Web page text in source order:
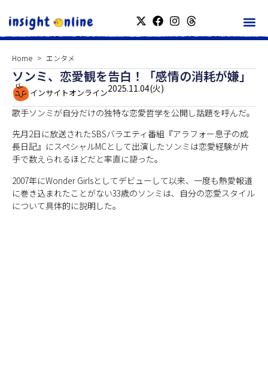
Home エンタメ
ソンミ、恋愛観を告白！「感情の消耗が嫌」
インサイトオンライン2025.11.04(火)
歌手ソンミが自分だけの独特な恋愛哲学を公開し話題を呼んだ。
先月2日に放送されたSBSバラエティ番組『アラフォー息子の成
長日記』にスペシャルMCとして出演したソンミは恋愛経験が片
手で数えられるほどだと率直に語った。
2007年にWonder Girlsとしてデビューして以来、一度も熱愛報道
に巻き込まれたことがない33歳のソンミは、自分の恋愛スタイル
について具体的に説明した。